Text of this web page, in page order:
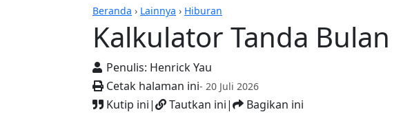
Beranda › Lainnya › Hiburan
Kalkulator Tanda Bulan
Penulis: Henrick Yau
Cetak halaman ini- 20 Juli 2026
Kutip ini| Tautkan ini| Bagikan ini
Kalkulator-kalkulator